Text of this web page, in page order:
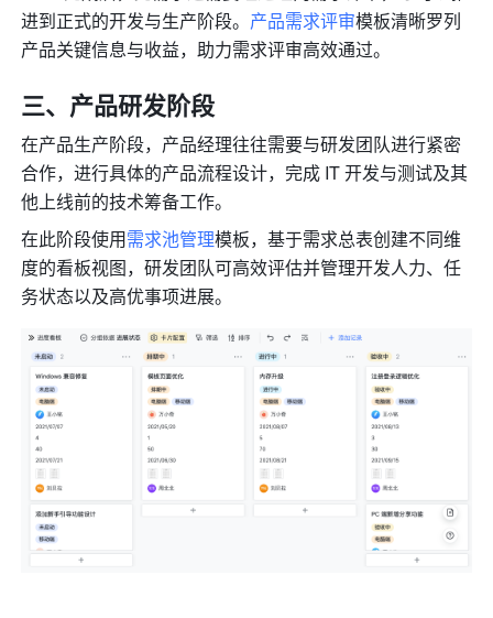
进到正式的开发与生产阶段。 产品需求评审模板清晰罗列
产品关键信息与收益，助力需求评审高效通过。
三、产品研发阶段
在产品生产阶段，产品经理往往需要与研发团队进行紧密
合作，进行具体的产品流程设计，完成 IT 开发与测试及其
他上线前的技术筹备工作。
在此阶段使用需求池管理模板，基于需求总表创建不同维
度的看板视图，研发团队可高效评估并管理开发人力、任
务状态以及高优事项进展。